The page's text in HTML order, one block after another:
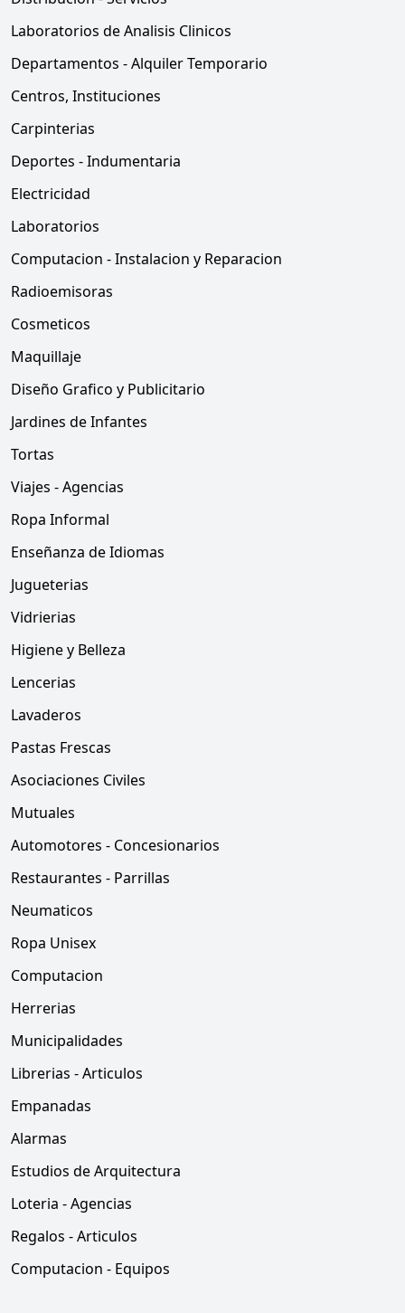
Laboratorios de Analisis Clinicos
Departamentos - Alquiler Temporario
Centros, Instituciones
Carpinterias
Deportes - Indumentaria
Electricidad
Laboratorios
Computacion - Instalacion y Reparacion
Radioemisoras
Cosmeticos
Maquillaje
Diseño Grafico y Publicitario
Jardines de Infantes
Tortas
Viajes - Agencias
Ropa Informal
Enseñanza de Idiomas
Jugueterias
Vidrierias
Higiene y Belleza
Lencerias
Lavaderos
Pastas Frescas
Asociaciones Civiles
Mutuales
Automotores - Concesionarios
Restaurantes - Parrillas
Neumaticos
Ropa Unisex
Computacion
Herrerias
Municipalidades
Librerias - Articulos
Empanadas
Alarmas
Estudios de Arquitectura
Loteria - Agencias
Regalos - Articulos
Computacion - Equipos